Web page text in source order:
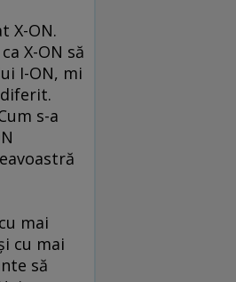
X-ON.
X-ON să
I-ON, mi
s-a
mai
cu mai
să